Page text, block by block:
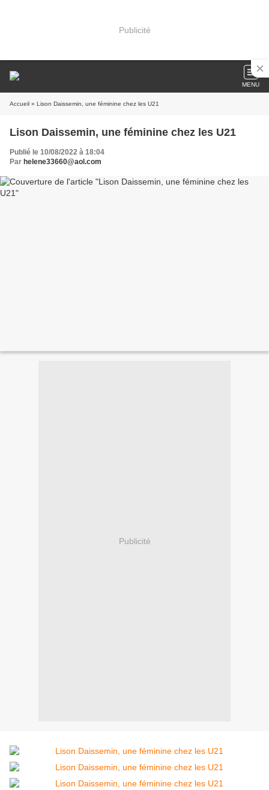
Publicité
MENU
Accueil » Lison Daissemin, une féminine chez les U21
Lison Daissemin, une féminine chez les U21
Publié le 10/08/2022 à 18:04
Par helene33660@aol.com
Publicité